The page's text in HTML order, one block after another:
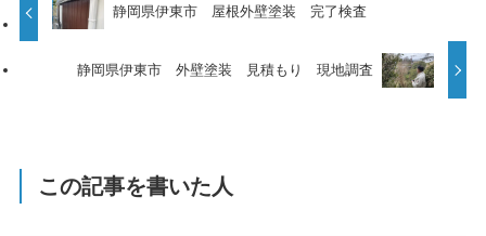
静岡県伊東市 屋根外壁塗装 完了検査
静岡県伊東市 外壁塗装 見積もり 現地調査
この記事を書いた人